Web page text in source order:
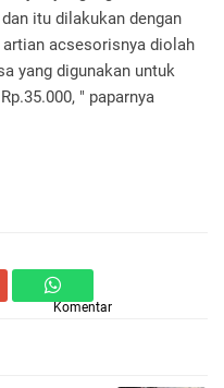
itu dilakukan dengan
acsesorisnya diolah
yang digunakan untuk
" paparnya
Komentar